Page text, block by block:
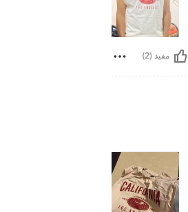
مفيد (2)